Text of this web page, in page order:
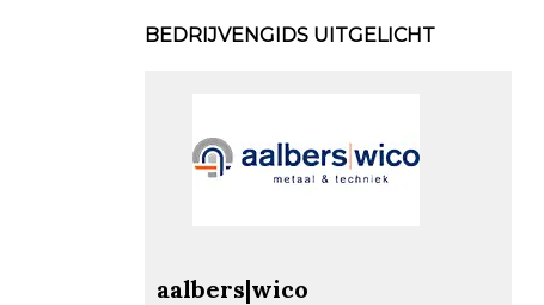
BEDRIJVENGIDS UITGELICHT
aalbers|wico